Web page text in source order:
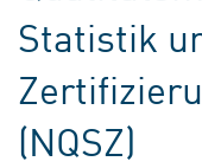
Statistik
(NQSZ)